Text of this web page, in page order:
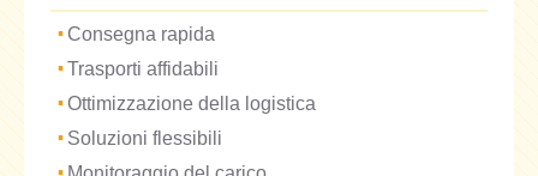
Consegna rapida
Trasporti affidabili
Ottimizzazione della logistica
Soluzioni flessibili